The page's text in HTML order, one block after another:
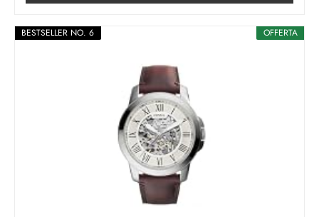
OFFERTA
BESTSELLER NO. 6